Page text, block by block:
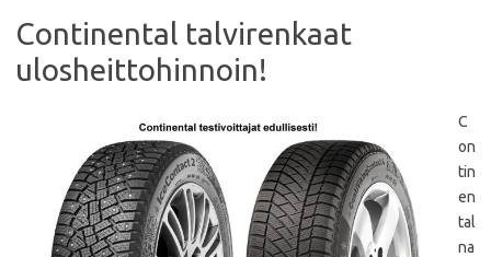
Continental talvirenkaat
ulosheittohinnoin!
C
on
tin
en
tal
na